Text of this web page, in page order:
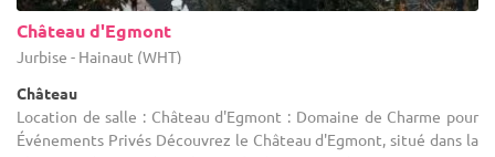
Château d'Egmont
Jurbise - Hainaut (WHT)
Château
Location de salle : Château d'Egmont : Domaine de Charme pour
Événements Privés Découvrez le Château d'Egmont, situé dans la